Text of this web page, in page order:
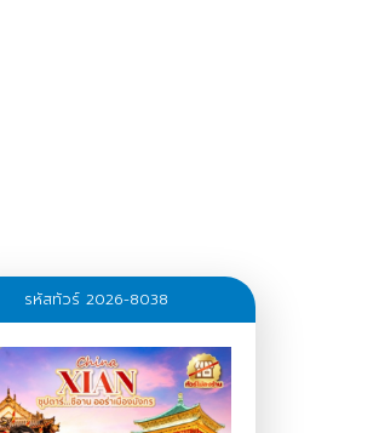
รหัสทัวร์ 2026-8038